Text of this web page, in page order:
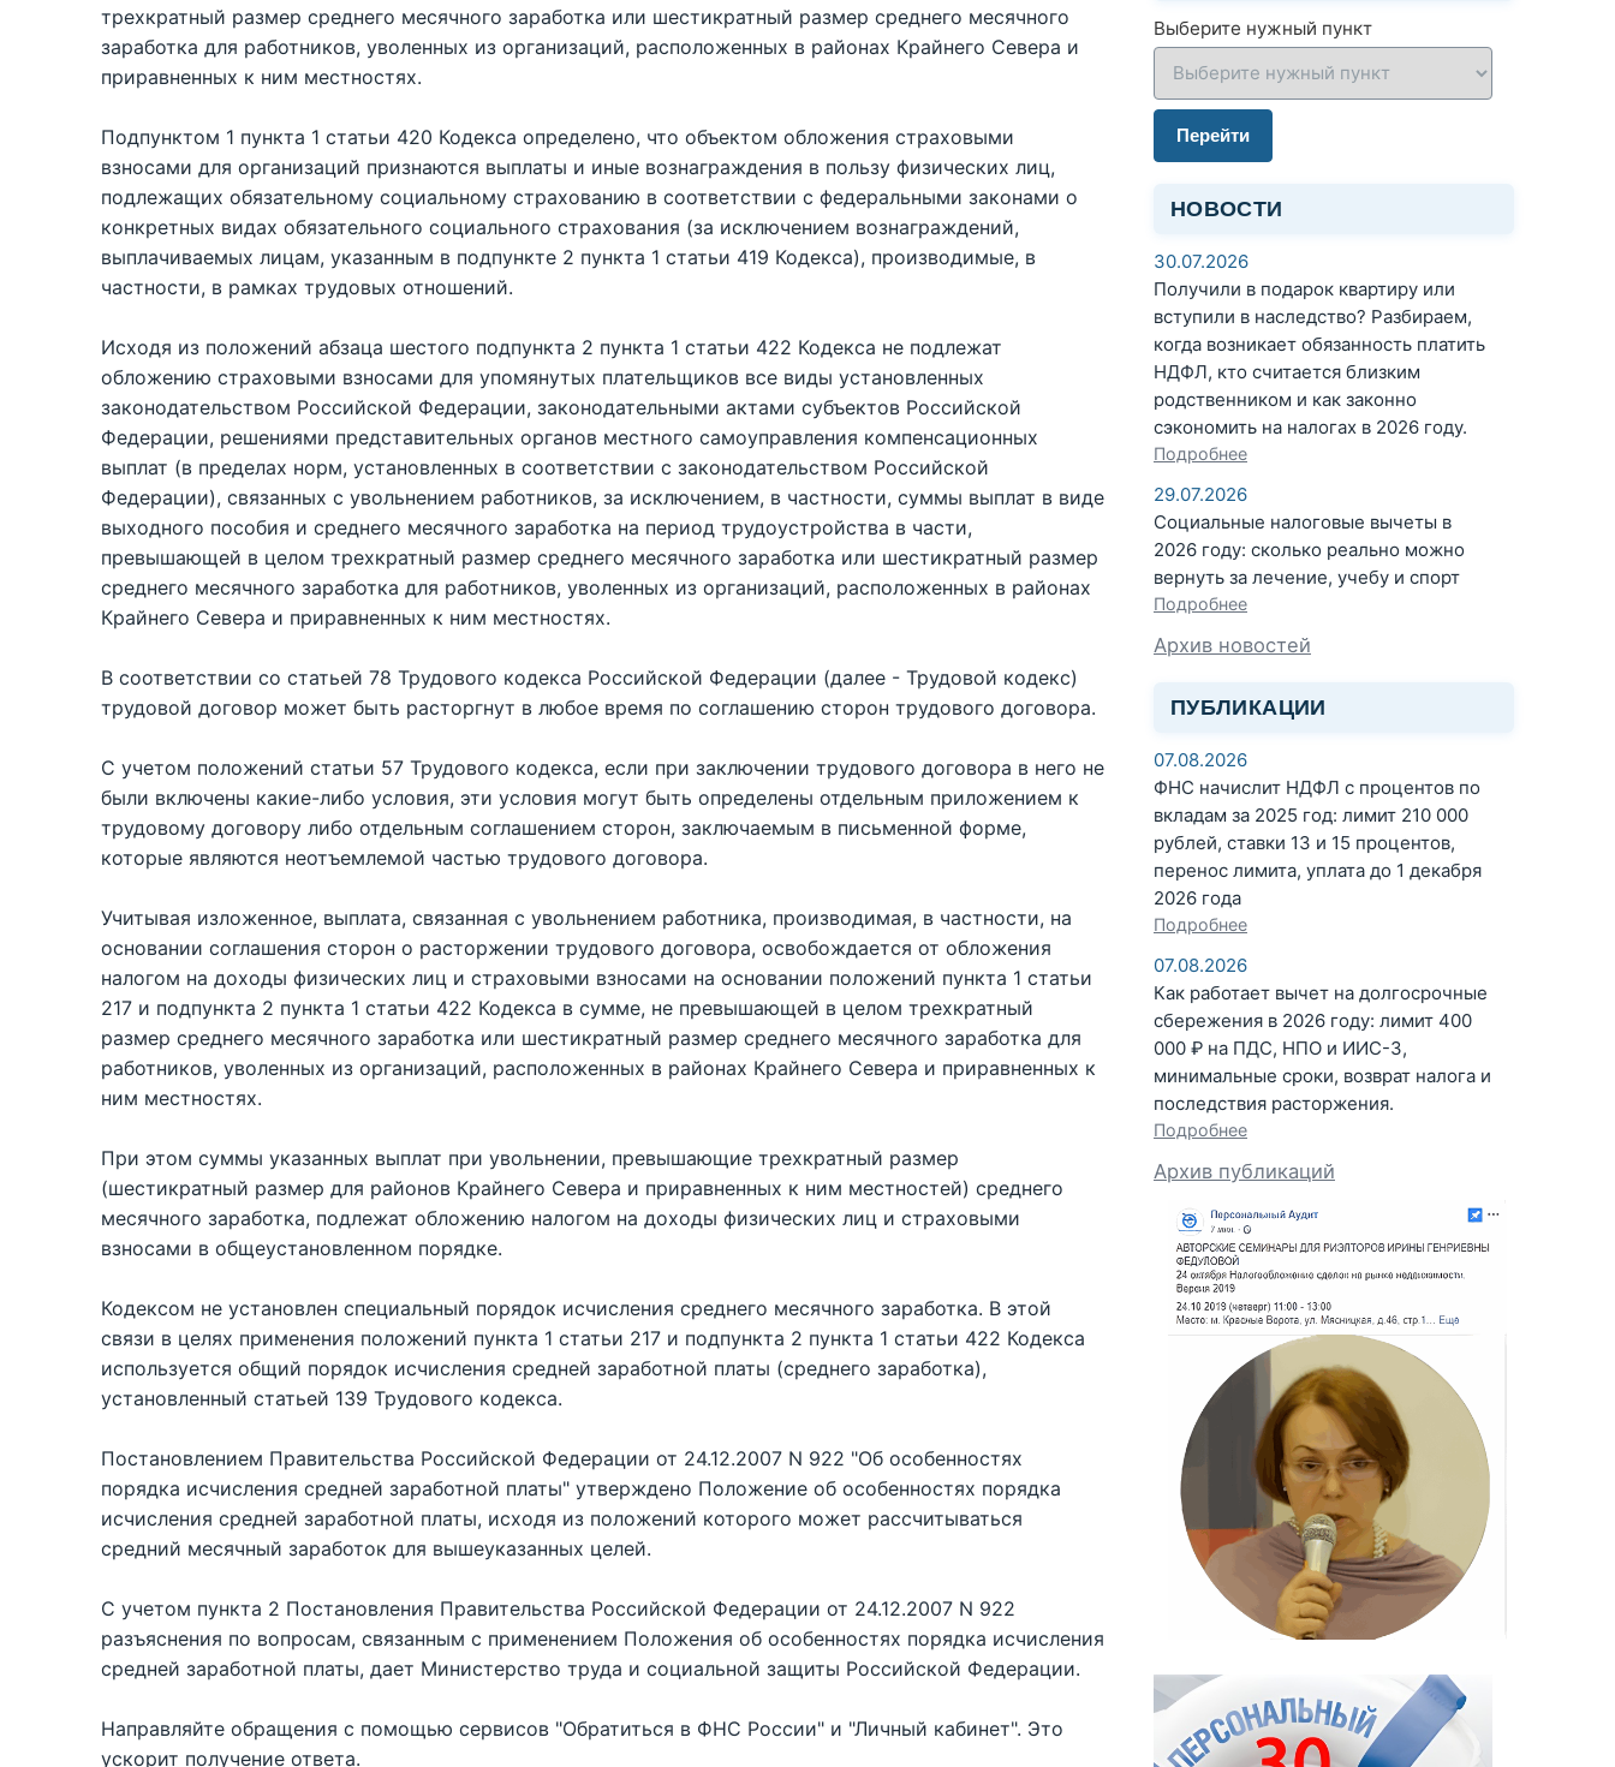
трехкратный размер среднего месячного заработка или шестикратный размер среднего месячного
заработка для работников, уволенных из организаций, расположенных в районах Крайнего Севера и
приравненных к ним местностях.
Подпунктом 1 пункта 1 статьи 420 Кодекса определено, что объектом обложения страховыми
взносами для организаций признаются выплаты и иные вознаграждения в пользу физических лиц,
подлежащих обязательному социальному страхованию в соответствии с федеральными законами о
конкретных видах обязательного социального страхования (за исключением вознаграждений,
выплачиваемых лицам, указанным в подпункте 2 пункта 1 статьи 419 Кодекса), производимые, в
частности, в рамках трудовых отношений.
Исходя из положений абзаца шестого подпункта 2 пункта 1 статьи 422 Кодекса не подлежат
обложению страховыми взносами для упомянутых плательщиков все виды установленных
законодательством Российской Федерации, законодательными актами субъектов Российской
Федерации, решениями представительных органов местного самоуправления компенсационных
выплат (в пределах норм, установленных в соответствии с законодательством Российской
Федерации), связанных с увольнением работников, за исключением, в частности, суммы выплат в виде
выходного пособия и среднего месячного заработка на период трудоустройства в части,
превышающей в целом трехкратный размер среднего месячного заработка или шестикратный размер
среднего месячного заработка для работников, уволенных из организаций, расположенных в районах
Крайнего Севера и приравненных к ним местностях.
В соответствии со статьей 78 Трудового кодекса Российской Федерации (далее - Трудовой кодекс)
трудовой договор может быть расторгнут в любое время по соглашению сторон трудового договора.
С учетом положений статьи 57 Трудового кодекса, если при заключении трудового договора в него не
были включены какие-либо условия, эти условия могут быть определены отдельным приложением к
трудовому договору либо отдельным соглашением сторон, заключаемым в письменной форме,
которые являются неотъемлемой частью трудового договора.
Учитывая изложенное, выплата, связанная с увольнением работника, производимая, в частности, на
основании соглашения сторон о расторжении трудового договора, освобождается от обложения
налогом на доходы физических лиц и страховыми взносами на основании положений пункта 1 статьи
217 и подпункта 2 пункта 1 статьи 422 Кодекса в сумме, не превышающей в целом трехкратный
размер среднего месячного заработка или шестикратный размер среднего месячного заработка для
работников, уволенных из организаций, расположенных в районах Крайнего Севера и приравненных к
ним местностях.
При этом суммы указанных выплат при увольнении, превышающие трехкратный размер
(шестикратный размер для районов Крайнего Севера и приравненных к ним местностей) среднего
месячного заработка, подлежат обложению налогом на доходы физических лиц и страховыми
взносами в общеустановленном порядке.
Кодексом не установлен специальный порядок исчисления среднего месячного заработка. В этой
связи в целях применения положений пункта 1 статьи 217 и подпункта 2 пункта 1 статьи 422 Кодекса
используется общий порядок исчисления средней заработной платы (среднего заработка),
установленный статьей 139 Трудового кодекса.
Постановлением Правительства Российской Федерации от 24.12.2007 N 922 "Об особенностях
порядка исчисления средней заработной платы" утверждено Положение об особенностях порядка
исчисления средней заработной платы, исходя из положений которого может рассчитываться
средний месячный заработок для вышеуказанных целей.
С учетом пункта 2 Постановления Правительства Российской Федерации от 24.12.2007 N 922
разъяснения по вопросам, связанным с применением Положения об особенностях порядка исчисления
средней заработной платы, дает Министерство труда и социальной защиты Российской Федерации.
Направляйте обращения с помощью сервисов "Обратиться в ФНС России" и "Личный кабинет". Это
ускорит получение ответа.
Выберите нужный пункт
Перейти
НОВОСТИ
30.07.2026
Получили в подарок квартиру или
вступили в наследство? Разбираем,
когда возникает обязанность платить
НДФЛ, кто считается близким
родственником и как законно
сэкономить на налогах в 2026 году.
Подробнее
29.07.2026
Социальные налоговые вычеты в
2026 году: сколько реально можно
вернуть за лечение, учебу и спорт
Подробнее
Архив новостей
ПУБЛИКАЦИИ
07.08.2026
ФНС начислит НДФЛ с процентов по
вкладам за 2025 год: лимит 210 000
рублей, ставки 13 и 15 процентов,
перенос лимита, уплата до 1 декабря
2026 года
Подробнее
07.08.2026
Как работает вычет на долгосрочные
сбережения в 2026 году: лимит 400
000 ₽ на ПДС, НПО и ИИС-3,
минимальные сроки, возврат налога и
последствия расторжения.
Подробнее
Архив публикаций